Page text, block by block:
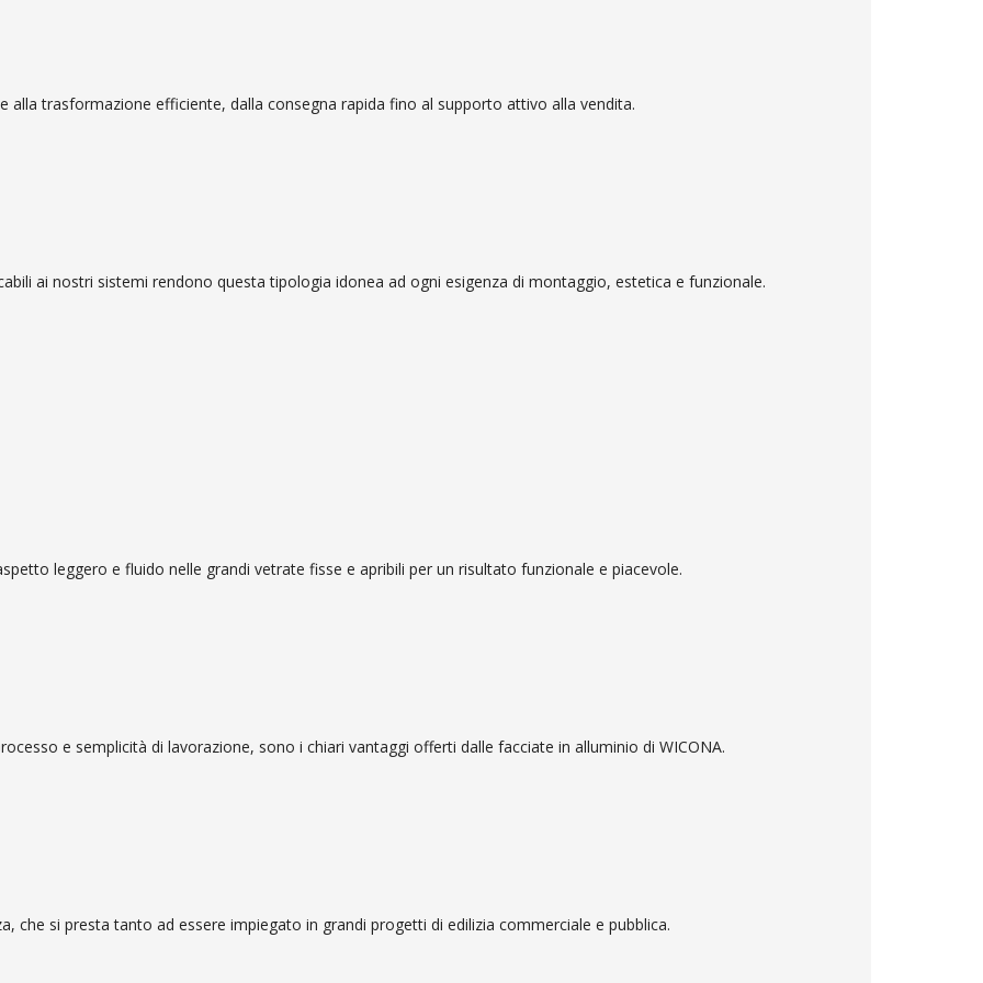
a strisce in pvc
alla trasformazione efficiente, dalla consegna rapida fino al supporto attivo alla vendita.
ai nostri sistemi rendono questa tipologia idonea ad ogni esigenza di montaggio, estetica e funzionale.
leggero e fluido nelle grandi vetrate fisse e apribili per un risultato funzionale e piacevole.
e semplicità di lavorazione, sono i chiari vantaggi offerti dalle facciate in alluminio di WICONA.
che si presta tanto ad essere impiegato in grandi progetti di edilizia commerciale e pubblica.